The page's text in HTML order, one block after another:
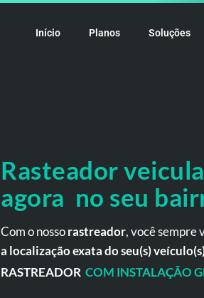
Início Planos Soluções
Rasteador
agora no seu
Com o nossorastreador, você sempre
a localização exata do seu(s)
RASTREADOR COM INSTALAÇÃO